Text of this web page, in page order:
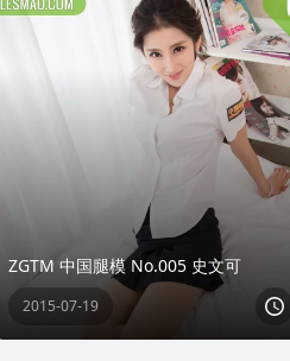
ZGTM 中国腿模 No.005 史文可
2015-07-19